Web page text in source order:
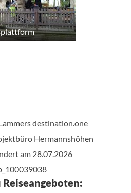
destination.one
Hermannshöhen
am 28.07.2026